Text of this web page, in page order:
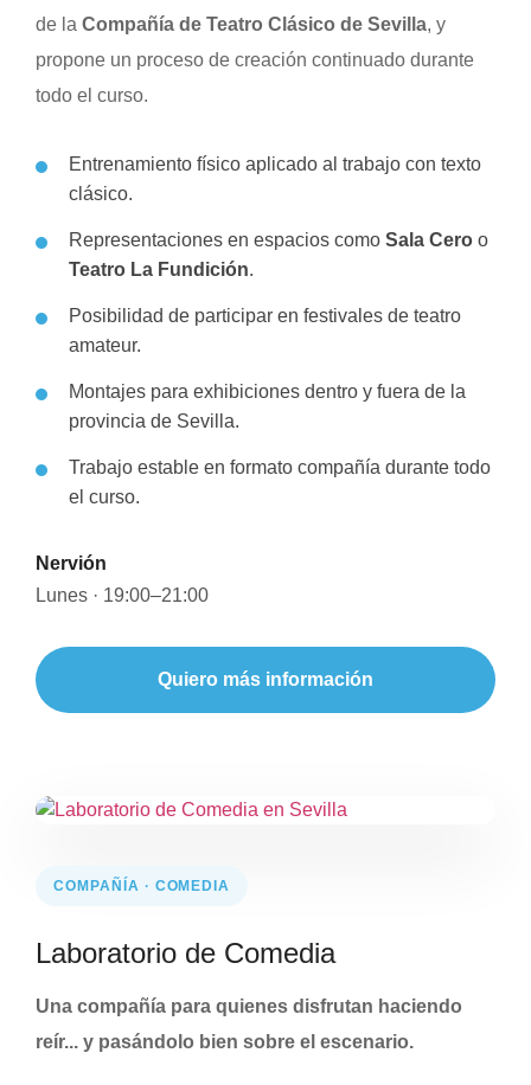
de la Compañía de Teatro Clásico de Sevilla, y
propone un proceso de creación continuado durante
todo el curso.
Entrenamiento físico aplicado al trabajo con texto
clásico.
Representaciones en espacios como Sala Cero o
Teatro La Fundición.
Posibilidad de participar en festivales de teatro
amateur.
Montajes para exhibiciones dentro y fuera de la
provincia de Sevilla.
Trabajo estable en formato compañía durante todo
el curso.
Nervión
Lunes · 19:00–21:00
Quiero más información
COMPAÑÍA · COMEDIA
Laboratorio de Comedia
Una compañía para quienes disfrutan haciendo
reír... y pasándolo bien sobre el escenario.